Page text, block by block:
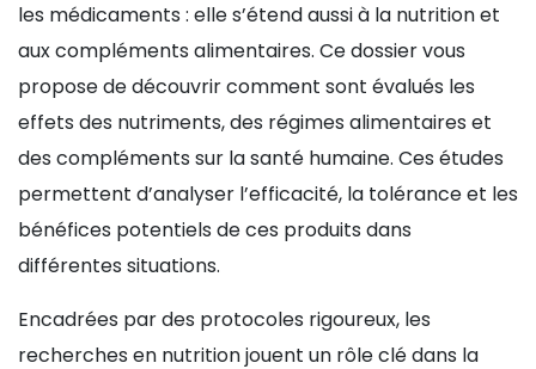
les médicaments : elle s’étend aussi à la nutrition et
aux compléments alimentaires. Ce dossier vous
propose de découvrir comment sont évalués les
effets des nutriments, des régimes alimentaires et
des compléments sur la santé humaine. Ces études
permettent d’analyser l’efficacité, la tolérance et les
bénéfices potentiels de ces produits dans
différentes situations.
Encadrées par des protocoles rigoureux, les
recherches en nutrition jouent un rôle clé dans la